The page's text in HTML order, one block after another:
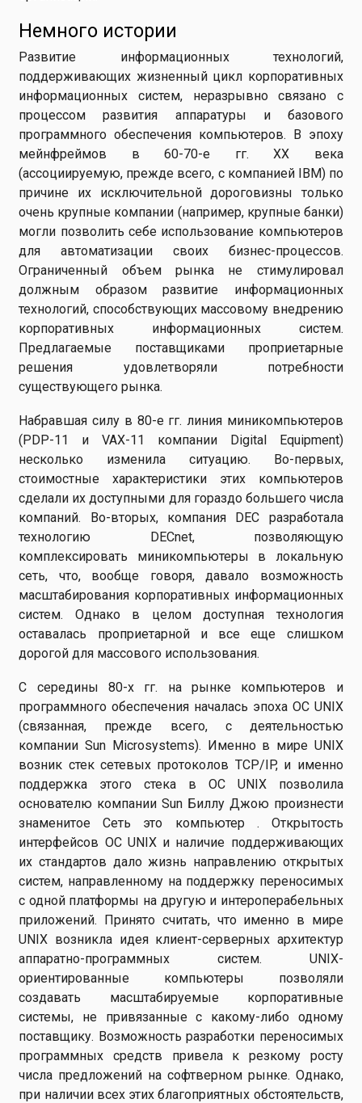
Немного истории
Развитие информационных технологий,
поддерживающих жизненный цикл корпоративных
информационных систем, неразрывно связано с
процессом развития аппаратуры и базового
программного обеспечения компьютеров. В эпоху
мейнфреймов в 60-70-е гг. XX века
(ассоциируемую, прежде всего, с компанией IBM) по
причине их исключительной дороговизны только
очень крупные компании (например, крупные банки)
могли позволить себе использование компьютеров
для автоматизации своих бизнес-процессов.
Ограниченный объем рынка не стимулировал
должным образом развитие информационных
технологий, способствующих массовому внедрению
корпоративных информационных систем.
Предлагаемые поставщиками проприетарные
решения удовлетворяли потребности
существующего рынка.
Набравшая силу в 80-е гг. линия миникомпьютеров
(PDP-11 и VAX-11 компании Digital Equipment)
несколько изменила ситуацию. Во-первых,
стоимостные характеристики этих компьютеров
сделали их доступными для гораздо большего числа
компаний. Во-вторых, компания DEC разработала
технологию DECnet, позволяющую
комплексировать миникомпьютеры в локальную
сеть, что, вообще говоря, давало возможность
масштабирования корпоративных информационных
систем. Однако в целом доступная технология
оставалась проприетарной и все еще слишком
дорогой для массового использования.
С середины 80-х гг. на рынке компьютеров и
программного обеспечения началась эпоха OC UNIX
(связанная, прежде всего, с деятельностью
компании Sun Microsystems). Именно в мире UNIX
возник стек сетевых протоколов TCP/IP, и именно
поддержка этого стека в ОС UNIX позволила
основателю компании Sun Биллу Джою произнести
знаменитое Сеть это компьютер . Открытость
интерфейсов ОС UNIX и наличие поддерживающих
их стандартов дало жизнь направлению открытых
систем, направленному на поддержку переносимых
с одной платформы на другую и интероперабельных
приложений. Принято считать, что именно в мире
UNIX возникла идея клиент-серверных архитектур
аппаратно-программных систем. UNIX-
ориентированные компьютеры позволяли
создавать масштабируемые корпоративные
системы, не привязанные с какому-либо одному
поставщику. Возможность разработки переносимых
программных средств привела к резкому росту
числа предложений на софтверном рынке. Однако,
при наличии всех этих благоприятных обстоятельств,